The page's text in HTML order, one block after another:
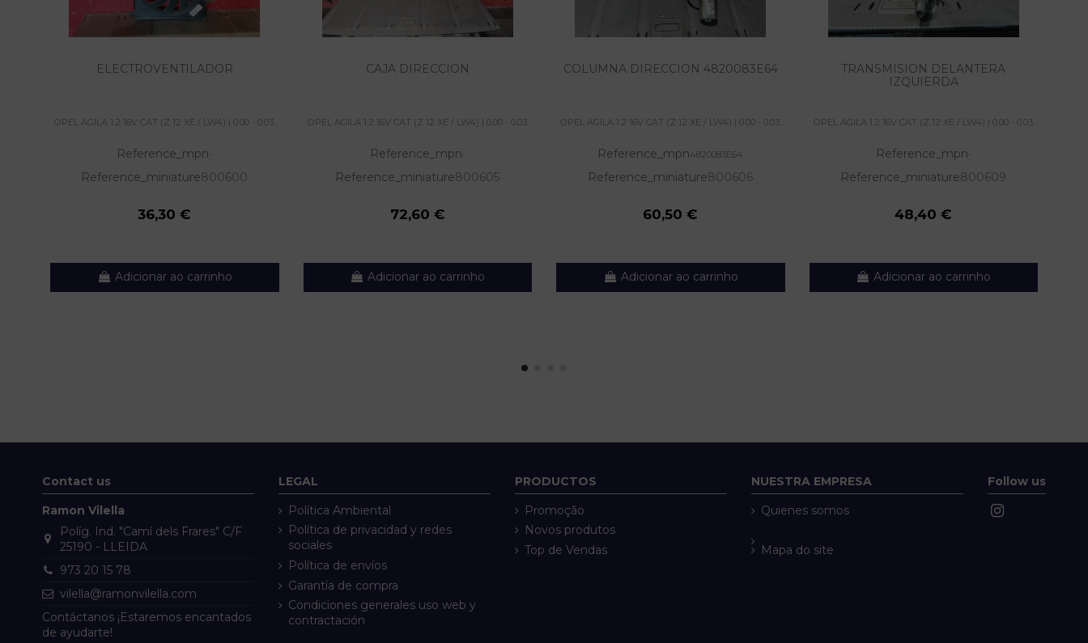
ELECTROVENTILADOR
OPEL AGILA 1.2 16V CAT (Z 12 XE / LW4) | 0.00 - 0.03...
Reference_mpn-
Reference_miniature800600
36,30 €
Adicionar ao carrinho
CAJA DIRECCION
OPEL AGILA 1.2 16V CAT (Z 12 XE / LW4) | 0.00 - 0.03...
Reference_mpn-
Reference_miniature800605
72,60 €
Adicionar ao carrinho
COLUMNA DIRECCION 4820083E64
OPEL AGILA 1.2 16V CAT (Z 12 XE / LW4) | 0.00 - 0.03...
Reference_mpn4820083E64
Reference_miniature800606
60,50 €
Adicionar ao carrinho
TRANSMISION DELANTERA
IZQUIERDA
OPEL AGILA 1.2 16V CAT (Z 12 XE / LW4) | 0.00 - 0.03...
Reference_mpn-
Reference_miniature800609
48,40 €
Adicionar ao carrinho
Contact us
Ramon Vilella
Políg. Ind. "Camí dels Frares" C/F
25190 - LLEIDA
973 20 15 78
vilella@ramonvilella.com
Contáctanos ¡Estaremos encantados
de ayudarte!
LEGAL
Política Ambiental
Política de privacidad y redes
sociales
Política de envíos
Garantía de compra
Condiciones generales uso web y
contractación
PRODUCTOS
Promoção
Novos produtos
Top de Vendas
NUESTRA EMPRESA
Quienes somos
Mapa do site
Follow us